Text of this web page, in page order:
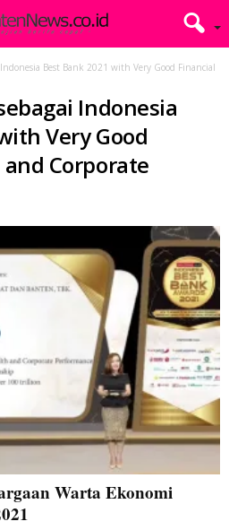
Best Bank 2021 with Very Good Financial
Indonesia
Very Good
Corporate
Warta Ekonomi